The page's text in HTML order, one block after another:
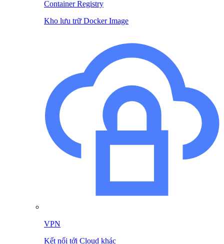
Container Registry
Kho lưu trữ Docker Image
VPN
Kết nối tới Cloud khác